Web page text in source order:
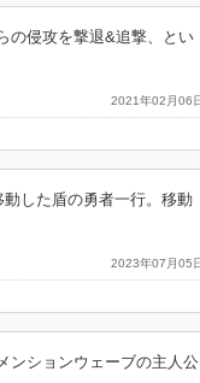
の侵攻を撃退&追撃、とい
2021年02月06
した盾の勇者一行。移動
2023年07月05
ンションウェーブの主人公